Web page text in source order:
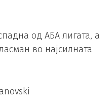
од АБА лигата, а
во најсилната